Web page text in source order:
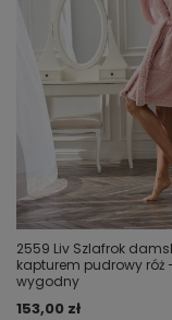
2559 Liv Szlafrok
kapturem pudrowy róż
wygodny
153,00 zł